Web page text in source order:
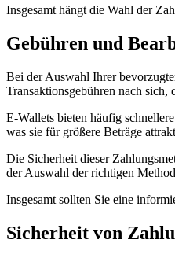
Insgesamt hängt die Wahl der
Gebühren und
Bei der Auswahl Ihrer
Transaktionsgebühren nach
E-Wallets bieten häufig
was sie für größere Beträge
Die Sicherheit dieser
der Auswahl der richtigen
Insgesamt sollten Sie eine
Sicherheit von